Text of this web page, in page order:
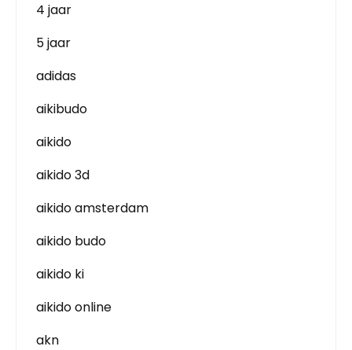
4 jaar
5 jaar
adidas
aikibudo
aikido
aikido 3d
aikido amsterdam
aikido budo
aikido ki
aikido online
akn